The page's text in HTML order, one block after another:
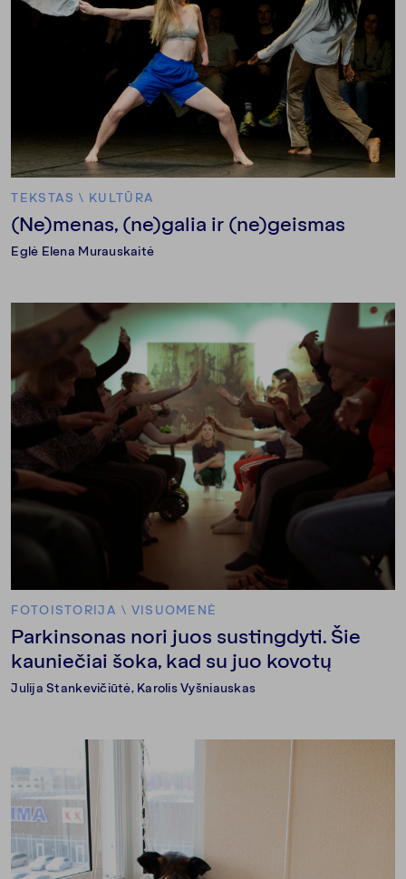
TEKSTAS \ KULTŪRA
(Ne)menas, (ne)galia ir (ne)geismas
Eglė Elena Murauskaitė
FOTOISTORIJA \ VISUOMENĖ
Parkinsonas nori juos sustingdyti. Šie
kauniečiai šoka, kad su juo kovotų
Julija Stankevičiūtė, Karolis Vyšniauskas